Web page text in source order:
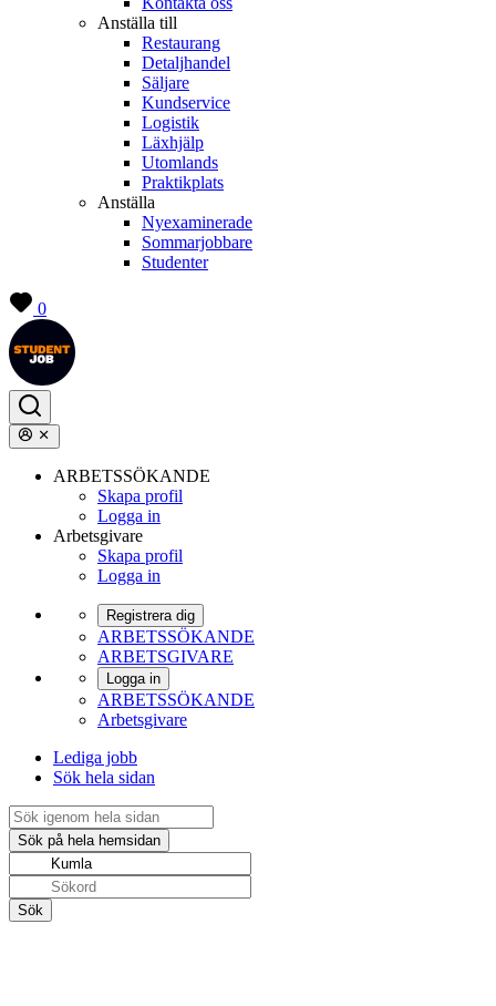
Anställa till
Restaurang
Detaljhandel
Säljare
Kundservice
Logistik
Läxhjälp
Utomlands
Praktikplats
Anställa
Nyexaminerade
Sommarjobbare
Studenter
0
ARBETSSÖKANDE
Skapa profil
Logga in
Arbetsgivare
Skapa profil
Logga in
Registrera dig
ARBETSSÖKANDE
ARBETSGIVARE
Logga in
ARBETSSÖKANDE
Arbetsgivare
Lediga jobb
Sök hela sidan